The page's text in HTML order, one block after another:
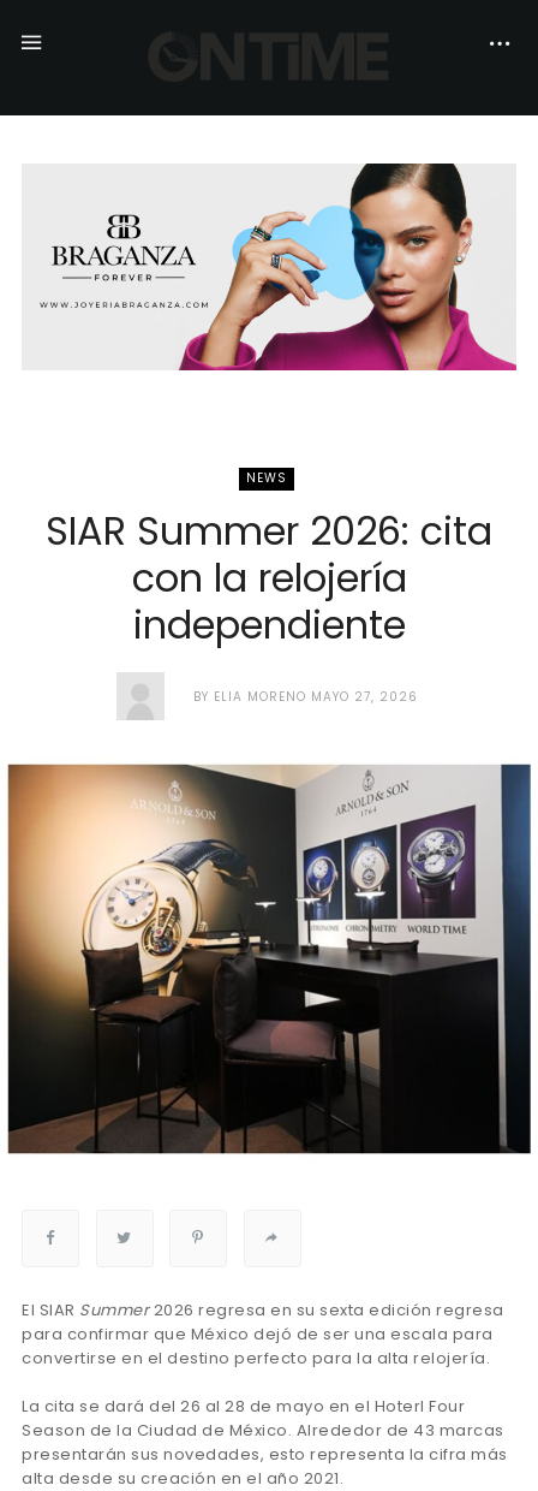
NEWS
SIAR Summer 2026: cita
con la relojería
independiente
BY ELIA MORENO MAYO 27, 2026
El SIAR Summer2026 regresa en su sexta edición regresa
para confirmar que México dejó de ser una escala para
convertirse en el destino perfecto para la alta relojería.
La cita se dará del 26 al 28 de mayo en el Hoterl Four
Season de la Ciudad de México. Alrededor de 43 marcas
presentarán sus novedades, esto representa la cifra más
alta desde su creación en el año 2021.